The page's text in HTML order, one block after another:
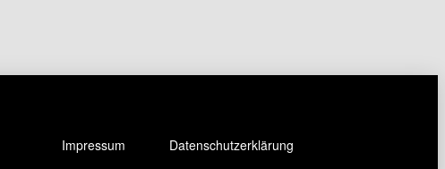
Impressum Datenschutzerklärung